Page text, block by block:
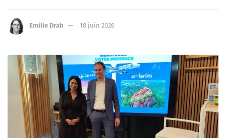
Emilie Drab 18 juin 2026